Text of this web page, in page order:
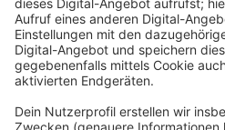
Ablauf gesperrt und eine
kein Kraftstoff in den
Aufsaugvlies bleibt auch
Kanister hatten die Täter
Unbekannt erstatten.